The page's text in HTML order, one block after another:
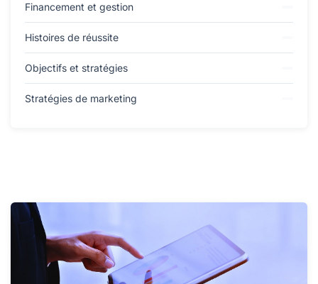
Financement et gestion
Histoires de réussite
Objectifs et stratégies
Stratégies de marketing